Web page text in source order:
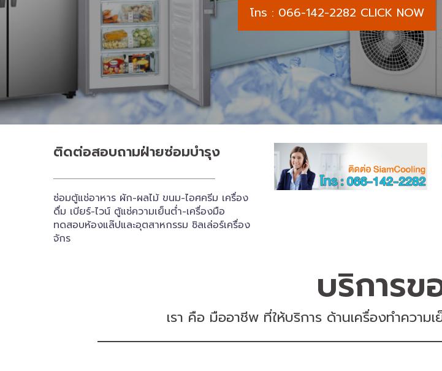
ติดต่อสอบถาม​ฝ่ายซ่อมบำรุง
ซ่อมตู้แช่อาหาร ผัก-ผลไม้ ขนม-ไอศครีม เครื่อง
ดื่ม เบียร์-ไวน์ ตู้แช่ความเย็นต่ำ-เครื่องมือ
ทดสอบห้องแล๊ปและอุตสาหกรรม ชิลเล่อร์เครื่อง​
บริการข
เรา คือ มืออาชีพ ที่ให้บริการ ด้านเครื่องทำควา